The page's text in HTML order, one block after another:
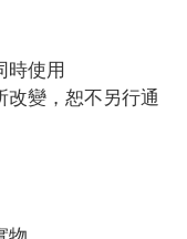
時使用
改變，恕不另行通